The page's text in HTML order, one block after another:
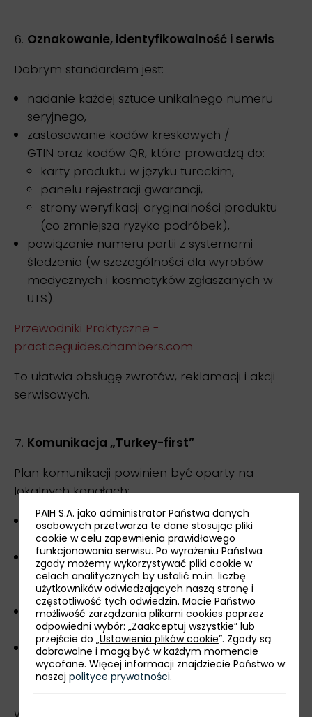
Oznakowanie, identyfikowalność i serwis
Dobrym standardem jest:
nadanie każdej sztuce unikalnego numeru
seryjnego,
zastosowanie kodów kreskowych /
GTIN oraz kodów QR, które prowadzą do:
karty produktu w języku tureckim,
panelu rejestracji gwarancji,
strony weryfikacji oryginalności produktu
(co zmniejsza ryzyko podróbek),
powiązanie numeru partii z systemami
śledzenia (w szczególności dla wyrobów
medycznych i kosmetyków zgłaszanych w
ÜTS).
Przewodniki Praktyczne -
practiceguides.chambers.com
To ułatwia obsługę zwrotów, reklamacji i akcji
serwisowych.
Komunikacja „Turkey-first”
Plan komunikacji powinien być oparty na
lokalnych kanałach:
materiały marketingowe i strona produktowa
w języku tureckim,
obecność na lokalnych platformach e-
commerce, w social media (Instagram,
TikTok, lokalne kanały wideo, LinkedIn dla B2B),
krótkie, konkretne treści (wideo-demo
produktu, case studies z tureckimi klientami),
lokalne referencje i treści tworzone przez
użytkowników, które pomagają budować
wiarygodność.
PAIH S.A. jako administrator Państwa danych
osobowych przetwarza te dane stosując pliki
cookie w celu zapewnienia prawidłowego
funkcjonowania serwisu. Po wyrażeniu Państwa
zgody możemy wykorzystywać pliki cookie w
celach analitycznych by ustalić m.in. liczbę
użytkowników odwiedzających naszą stronę i
częstotliwość tych odwiedzin. Macie Państwo
możliwość zarządzania plikami cookies poprzez
odpowiedni wybór: „Zaakceptuj wszystkie” lub
przejście do „Ustawienia plików cookie”. Zgody są
dobrowolne i mogą być w każdym momencie
wycofane. Więcej informacji znajdziecie Państwo w
naszej polityce prywatności.